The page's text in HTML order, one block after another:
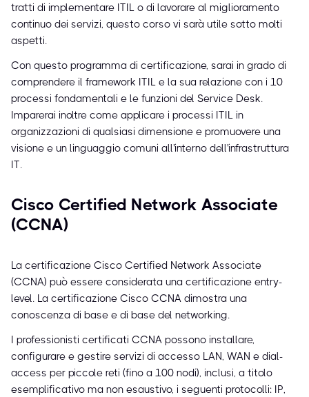
tratti di implementare ITIL o di lavorare al miglioramento
continuo dei servizi, questo corso vi sarà utile sotto molti
aspetti.
Con questo programma di certificazione, sarai in grado di
comprendere il framework ITIL e la sua relazione con i 10
processi fondamentali e le funzioni del Service Desk.
Imparerai inoltre come applicare i processi ITIL in
organizzazioni di qualsiasi dimensione e promuovere una
visione e un linguaggio comuni all'interno dell'infrastruttura
IT.
Cisco Certified Network Associate
(CCNA)
La certificazione Cisco Certified Network Associate
(CCNA) può essere considerata una certificazione entry-
level. La certificazione Cisco CCNA dimostra una
conoscenza di base e di base del networking.
I professionisti certificati CCNA possono installare,
configurare e gestire servizi di accesso LAN, WAN e dial-
access per piccole reti (fino a 100 nodi), inclusi, a titolo
esemplificativo ma non esaustivo, i seguenti protocolli: IP,